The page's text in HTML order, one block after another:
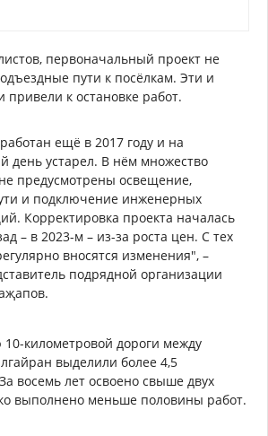
первоначальный проект не
пути к посёлкам. Эти и
привели к остановке работ.
ещё в 2017 году и на
день устарел. В нём множество
предусмотрены освещение,
и подключение инженерных
Корректировка проекта началась
– в 2023-м – из-за роста цен. С тех
вносятся изменения", –
подрядной организации
километровой дороги между
выделили более 4,5
восемь лет освоено свыше двух
выполнено меньше половины работ.